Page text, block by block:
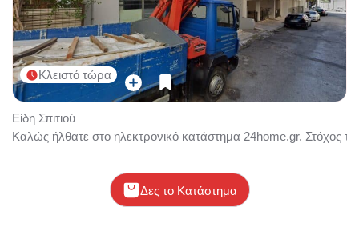
Κλειστό τώρα
Είδη Σπιτιού
Καλώς ήλθατε στο ηλεκτρονικό κατάστημα 24home.gr. Στόχος
Δες το Κατάστημα